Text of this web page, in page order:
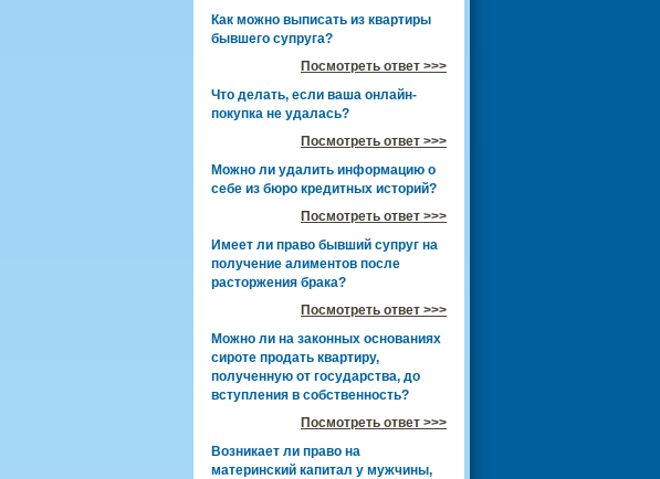
Как можно выписать из квартиры
бывшего супруга?
Посмотреть ответ >>>
Что делать, если ваша онлайн-
покупка не удалась?
Посмотреть ответ >>>
Можно ли удалить информацию о
себе из бюро кредитных историй?
Посмотреть ответ >>>
Имеет ли право бывший супруг на
получение алиментов после
расторжения брака?
Посмотреть ответ >>>
Можно ли на законных основаниях
сироте продать квартиру,
полученную от государства, до
вступления в собственность?
Посмотреть ответ >>>
Возникает ли право на
материнский капитал у мужчины,